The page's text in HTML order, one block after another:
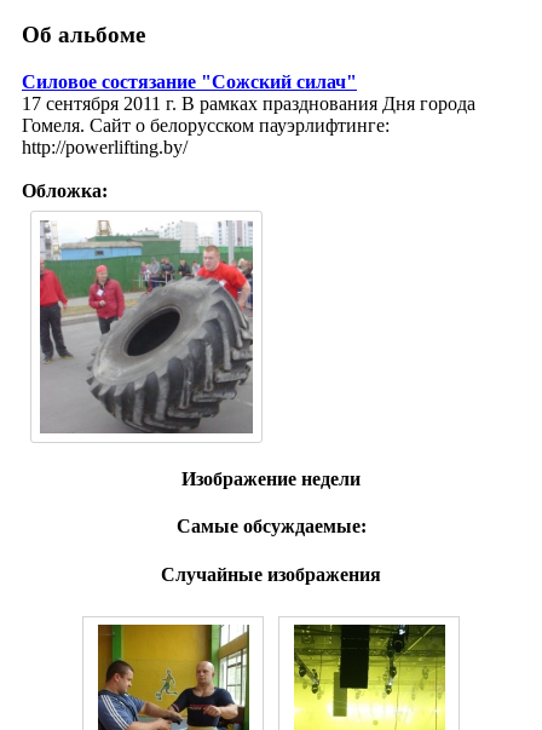
Об альбоме
Силовое состязание "Сожский силач"
17 сентября 2011 г. В рамках празднования Дня города
Гомеля. Сайт о белорусском пауэрлифтинге:
http://powerlifting.by/
Обложка:
Изображение недели
Самые обсуждаемые:
Случайные изображения